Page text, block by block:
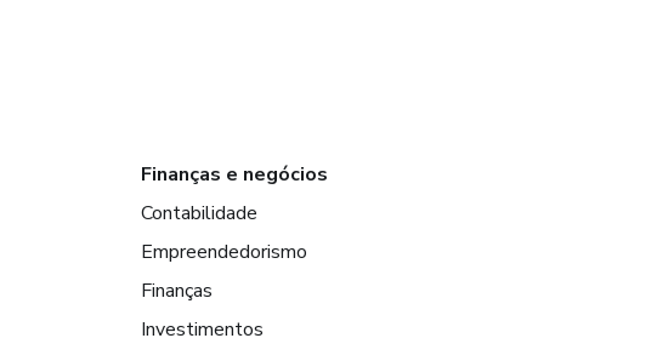
Finanças e negócios
Contabilidade
Empreendedorismo
Finanças
Investimentos